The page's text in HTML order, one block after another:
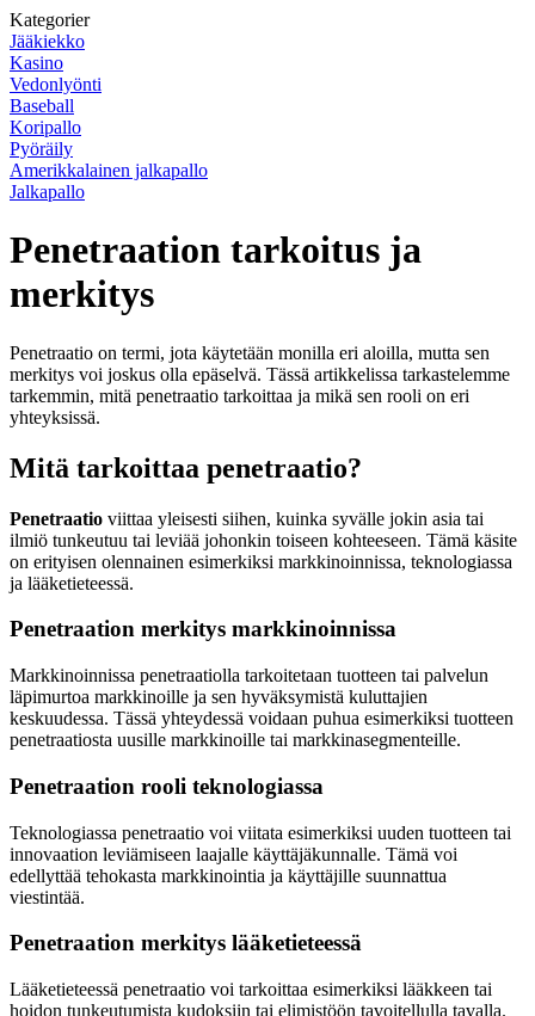
Kategorier
Jääkiekko
Kasino
Vedonlyönti
Baseball
Koripallo
Pyöräily
Amerikkalainen jalkapallo
Jalkapallo
Penetraation tarkoitus ja
merkitys
Penetraatio on termi, jota käytetään monilla eri aloilla, mutta sen
merkitys voi joskus olla epäselvä. Tässä artikkelissa tarkastelemme
tarkemmin, mitä penetraatio tarkoittaa ja mikä sen rooli on eri
yhteyksissä.
Mitä tarkoittaa penetraatio?
Penetraatio viittaa yleisesti siihen, kuinka syvälle jokin asia tai
ilmiö tunkeutuu tai leviää johonkin toiseen kohteeseen. Tämä käsite
on erityisen olennainen esimerkiksi markkinoinnissa, teknologiassa
ja lääketieteessä.
Penetraation merkitys markkinoinnissa
Markkinoinnissa penetraatiolla tarkoitetaan tuotteen tai palvelun
läpimurtoa markkinoille ja sen hyväksymistä kuluttajien
keskuudessa. Tässä yhteydessä voidaan puhua esimerkiksi tuotteen
penetraatiosta uusille markkinoille tai markkinasegmenteille.
Penetraation rooli teknologiassa
Teknologiassa penetraatio voi viitata esimerkiksi uuden tuotteen tai
innovaation leviämiseen laajalle käyttäjäkunnalle. Tämä voi
edellyttää tehokasta markkinointia ja käyttäjille suunnattua
viestintää.
Penetraation merkitys lääketieteessä
Lääketieteessä penetraatio voi tarkoittaa esimerkiksi lääkkeen tai
hoidon tunkeutumista kudoksiin tai elimistöön tavoitellulla tavalla.